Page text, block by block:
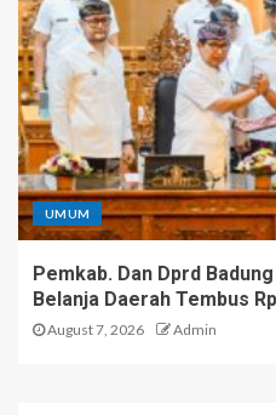
UMUM
Pemkab. Dan Dprd
Belanja Daerah Tembus
August 7, 2026 Admin